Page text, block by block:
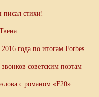
стихи!
года по итогам Forbes
советским поэтам
с романом «F20»